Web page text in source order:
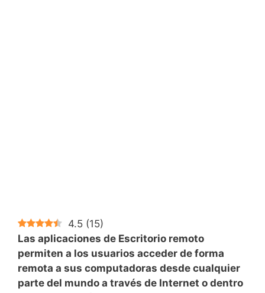
4.5 (15)
Las aplicaciones de Escritorio remoto
permiten a los usuarios acceder de forma
remota a sus computadoras desde cualquier
parte del mundo a través de Internet o dentro